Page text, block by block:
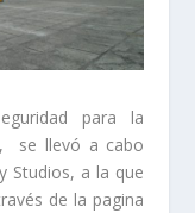
para la
se llevó a cabo
Studios, a la que
de la pagina